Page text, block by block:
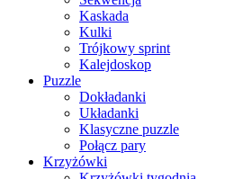
Kaskada
Kulki
Trójkowy sprint
Kalejdoskop
Puzzle
Dokładanki
Układanki
Klasyczne puzzle
Połącz pary
Krzyżówki